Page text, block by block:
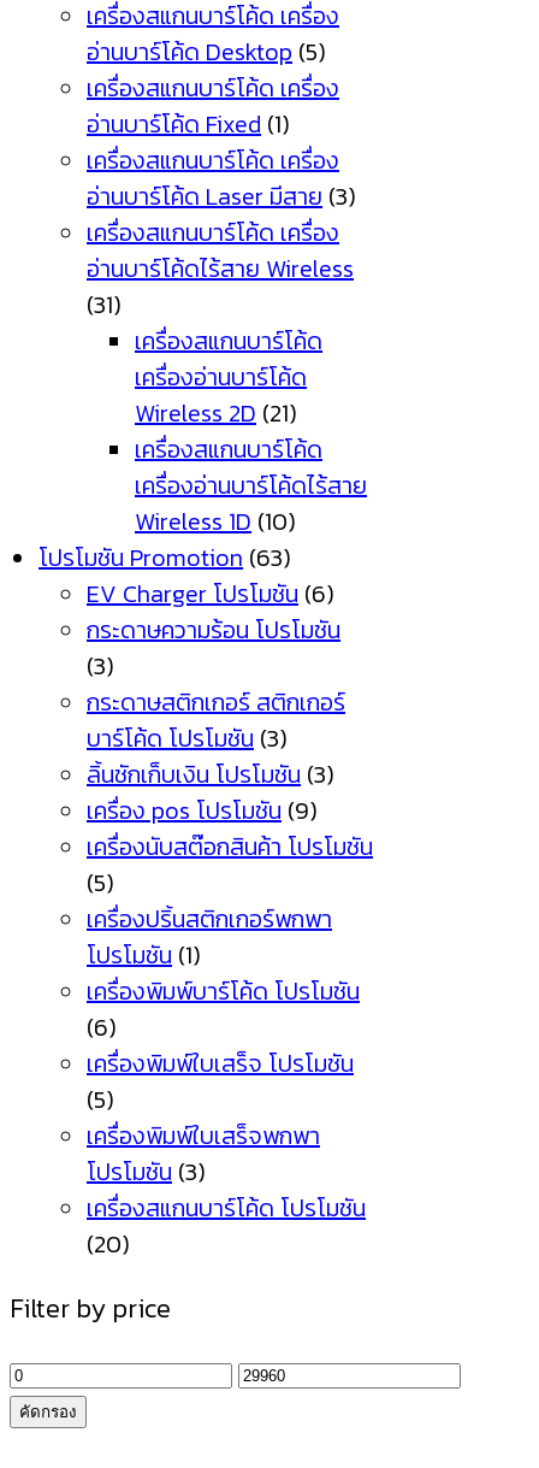
เครื่องสแกนบาร์โค้ด เครื่อง
อ่านบาร์โค้ด Desktop (5)
เครื่องสแกนบาร์โค้ด เครื่อง
อ่านบาร์โค้ด Fixed (1)
เครื่องสแกนบาร์โค้ด เครื่อง
อ่านบาร์โค้ด Laser มีสาย (3)
เครื่องสแกนบาร์โค้ด เครื่อง
อ่านบาร์โค้ดไร้สาย Wireless
(31)
เครื่องสแกนบาร์โค้ด
เครื่องอ่านบาร์โค้ด
Wireless 2D (21)
เครื่องสแกนบาร์โค้ด
เครื่องอ่านบาร์โค้ดไร้สาย
Wireless 1D (10)
โปรโมชัน Promotion (63)
EV Charger โปรโมชัน (6)
กระดาษความร้อน โปรโมชัน
(3)
กระดาษสติกเกอร์ สติกเกอร์
บาร์โค้ด โปรโมชัน (3)
ลิ้นชักเก็บเงิน โปรโมชัน (3)
เครื่อง pos โปรโมชัน (9)
เครื่องนับสต๊อกสินค้า โปรโมชัน
(5)
เครื่องปริ้นสติกเกอร์พกพา
โปรโมชัน (1)
เครื่องพิมพ์บาร์โค้ด โปรโมชัน
(6)
เครื่องพิมพ์ใบเสร็จ โปรโมชัน
(5)
เครื่องพิมพ์ใบเสร็จพกพา
โปรโมชัน (3)
เครื่องสแกนบาร์โค้ด โปรโมชัน
(20)
Filter by price
ราคา
ต่ำ
ราคา
คัดกรอง